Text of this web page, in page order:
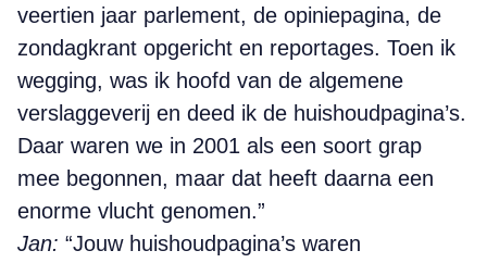
veertien jaar parlement, de opiniepagina, de
zondagkrant opgericht en reportages. Toen ik
wegging, was ik hoofd van de algemene
verslaggeverij en deed ik de huishoudpagina’s.
Daar waren we in 2001 als een soort grap
mee begonnen, maar dat heeft daarna een
enorme vlucht genomen.”
Jan: “Jouw huishoudpagina’s waren